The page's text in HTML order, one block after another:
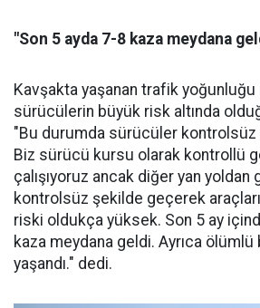
"Son 5 ayda 7-8 kaza meydana
Kavşakta yaşanan trafik yoğunluğu
sürücülerin büyük risk altında
"Bu durumda sürücüler kontrolsüz
Biz sürücü kursu olarak kontrollü
çalışıyoruz ancak diğer yan yoldan
kontrolsüz şekilde geçerek
riski oldukça yüksek. Son 5 ay
kaza meydana geldi. Ayrıca ölümlü
yaşandı." dedi.